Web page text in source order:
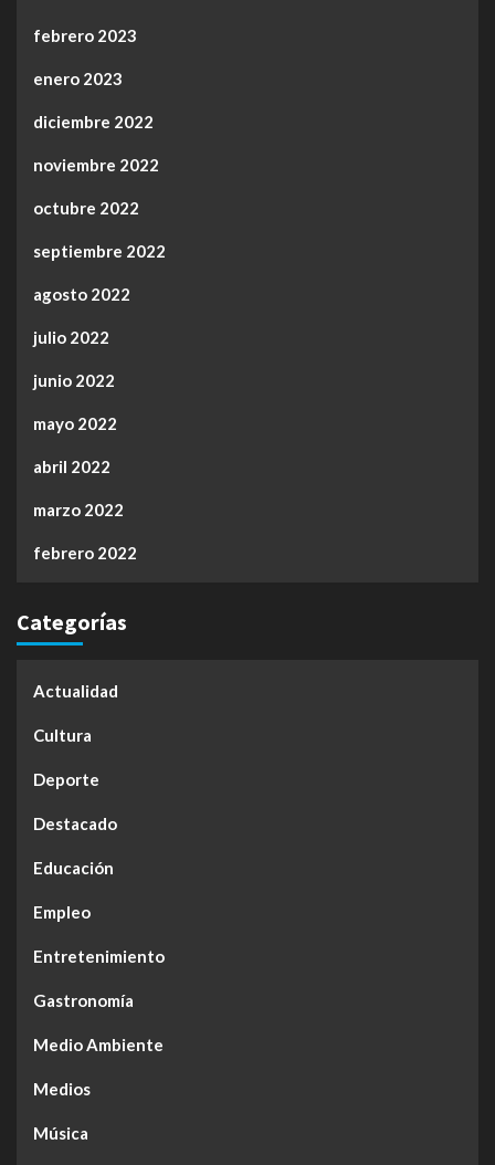
febrero 2023
enero 2023
diciembre 2022
noviembre 2022
octubre 2022
septiembre 2022
agosto 2022
julio 2022
junio 2022
mayo 2022
abril 2022
marzo 2022
febrero 2022
Categorías
Actualidad
Cultura
Deporte
Destacado
Educación
Empleo
Entretenimiento
Gastronomía
Medio Ambiente
Medios
Música